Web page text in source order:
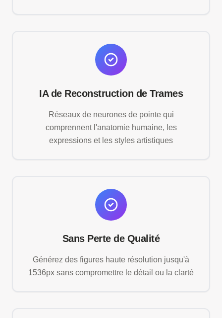
IA de Reconstruction de Trames
Réseaux de neurones de pointe qui
comprennent l'anatomie humaine, les
expressions et les styles artistiques
Sans Perte de Qualité
Générez des figures haute résolution jusqu'à
1536px sans compromettre le détail ou la clarté